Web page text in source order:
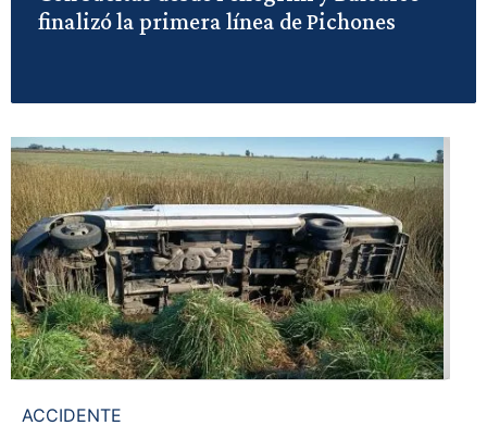
finalizó la primera línea de Pichones
ACCIDENTE